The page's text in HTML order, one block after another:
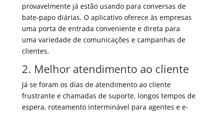
provavelmente já estão usando para conversas de
bate-papo diárias. O aplicativo oferece às empresas
uma porta de entrada conveniente e direta para
uma variedade de comunicações e campanhas de
clientes.
2. Melhor atendimento ao cliente
Já se foram os dias de atendimento ao cliente
frustrante e chamadas de suporte, longos tempos de
espera, roteamento interminável para agentes e e-